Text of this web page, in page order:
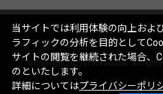
© Copyright 2025 Lost Arrow,Inc. All rights
当サイトでは利用体験の向上およ
ラフィックの分析を目的として
サイトの閲覧を継続された場合、
のといたします。
詳細についてはプライバシーポリ